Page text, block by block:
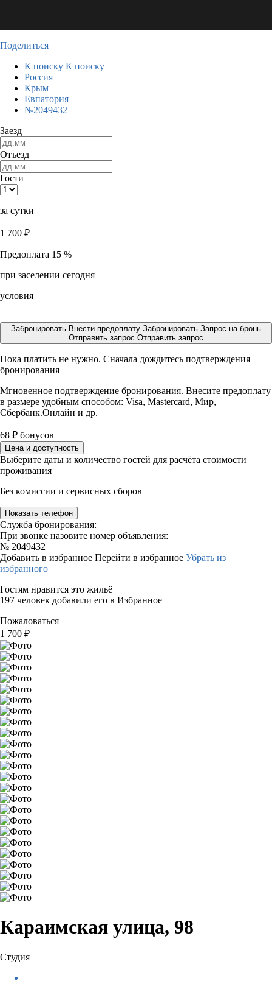
Поделиться
К поиску К поиску
Россия
Крым
Евпатория
№2049432
Заезд
Отъезд
Гости
за сутки
1 700 ₽
Предоплата 15 %
при заселении сегодня
условия
Забронировать Внести предоплату Забронировать Запрос на бронь
Отправить запрос Отправить запрос
Пока платить не нужно. Сначала дождитесь подтверждения
бронирования
Мгновенное подтверждение бронирования. Внесите предоплату
в размере удобным способом: Visa, Mastercard, Мир,
Сбербанк.Онлайн и др.
68 ₽ бонусов
Цена и доступность
Выберите даты и количество гостей для расчёта стоимости
проживания
Без комиссии и сервисных сборов
Показать телефон
Служба бронирования:
При звонке назовите номер объявления:
№ 2049432
Добавить в избранное Перейти в избранное Убрать из
избранного
Гостям нравится это жильё
197 человек добавили его в Избранное
Пожаловаться
1 700 ₽
Караимская улица, 98
Студия